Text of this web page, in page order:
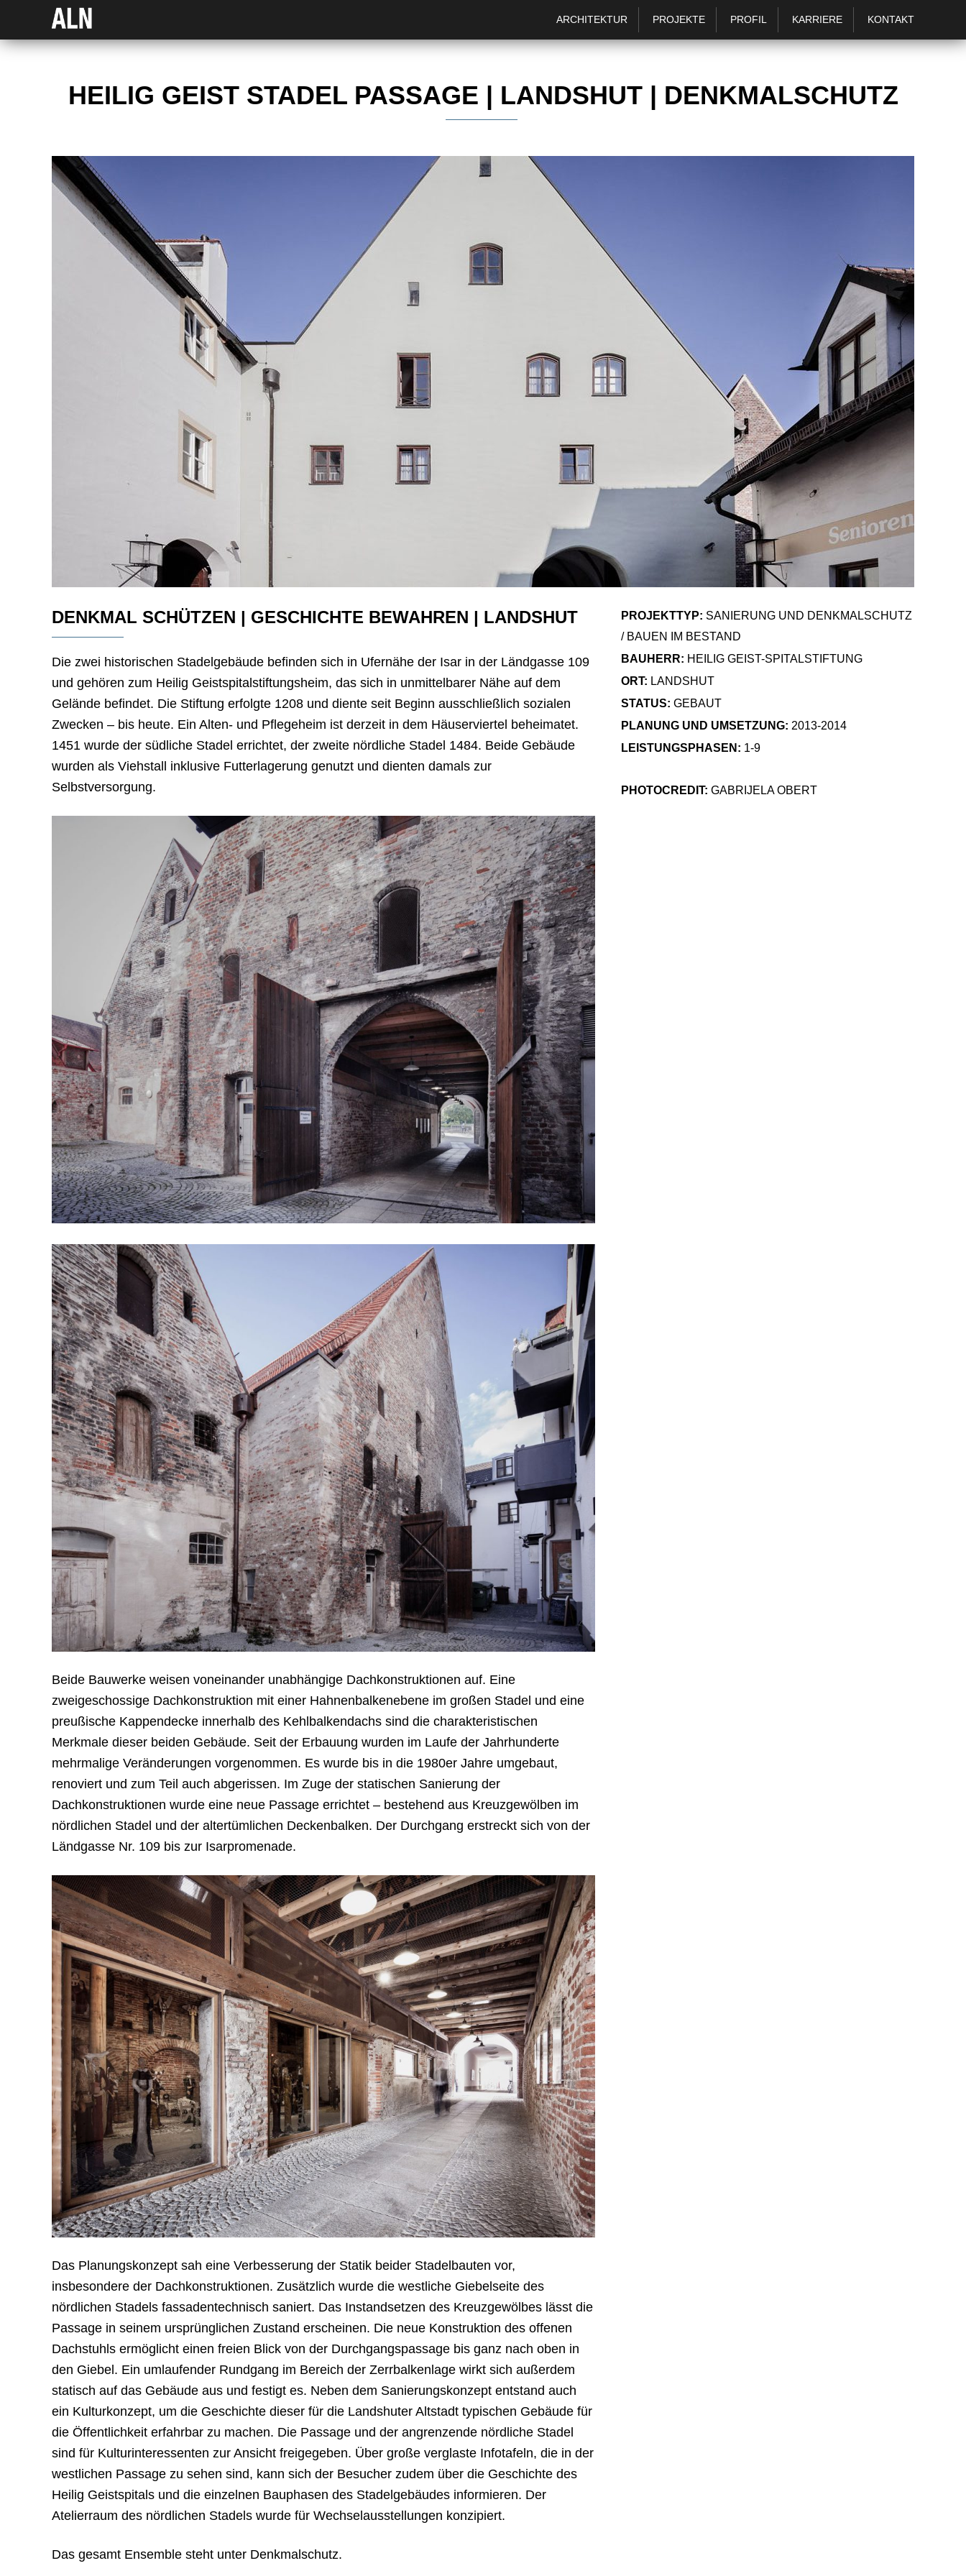
ARCHITEKTUR PROJEKTE PROFIL KARRIERE KONTAKT
HEILIG GEIST STADEL PASSAGE | LANDSHUT | DENKMALSCHUTZ
DENKMAL SCHÜTZEN | GESCHICHTE BEWAHREN | LANDSHUT
Die zwei historischen Stadelgebäude befinden sich in Ufernähe der Isar in der Ländgasse 109
und gehören zum Heilig Geistspitalstiftungsheim, das sich in unmittelbarer Nähe auf dem
Gelände befindet. Die Stiftung erfolgte 1208 und diente seit Beginn ausschließlich sozialen
Zwecken – bis heute. Ein Alten- und Pflegeheim ist derzeit in dem Häuserviertel beheimatet.
1451 wurde der südliche Stadel errichtet, der zweite nördliche Stadel 1484. Beide Gebäude
wurden als Viehstall inklusive Futterlagerung genutzt und dienten damals zur
Selbstversorgung.
Beide Bauwerke weisen voneinander unabhängige Dachkonstruktionen auf. Eine
zweigeschossige Dachkonstruktion mit einer Hahnenbalkenebene im großen Stadel und eine
preußische Kappendecke innerhalb des Kehlbalkendachs sind die charakteristischen
Merkmale dieser beiden Gebäude. Seit der Erbauung wurden im Laufe der Jahrhunderte
mehrmalige Veränderungen vorgenommen. Es wurde bis in die 1980er Jahre umgebaut,
renoviert und zum Teil auch abgerissen. Im Zuge der statischen Sanierung der
Dachkonstruktionen wurde eine neue Passage errichtet – bestehend aus Kreuzgewölben im
nördlichen Stadel und der altertümlichen Deckenbalken. Der Durchgang erstreckt sich von der
Ländgasse Nr. 109 bis zur Isarpromenade.
Das Planungskonzept sah eine Verbesserung der Statik beider Stadelbauten vor,
insbesondere der Dachkonstruktionen. Zusätzlich wurde die westliche Giebelseite des
nördlichen Stadels fassadentechnisch saniert. Das Instandsetzen des Kreuzgewölbes lässt die
Passage in seinem ursprünglichen Zustand erscheinen. Die neue Konstruktion des offenen
Dachstuhls ermöglicht einen freien Blick von der Durchgangspassage bis ganz nach oben in
den Giebel. Ein umlaufender Rundgang im Bereich der Zerrbalkenlage wirkt sich außerdem
statisch auf das Gebäude aus und festigt es. Neben dem Sanierungskonzept entstand auch
ein Kulturkonzept, um die Geschichte dieser für die Landshuter Altstadt typischen Gebäude für
die Öffentlichkeit erfahrbar zu machen. Die Passage und der angrenzende nördliche Stadel
sind für Kulturinteressenten zur Ansicht freigegeben. Über große verglaste Infotafeln, die in der
westlichen Passage zu sehen sind, kann sich der Besucher zudem über die Geschichte des
Heilig Geistspitals und die einzelnen Bauphasen des Stadelgebäudes informieren. Der
Atelierraum des nördlichen Stadels wurde für Wechselausstellungen konzipiert.
Das gesamt Ensemble steht unter Denkmalschutz.
PROJEKTTYP: SANIERUNG UND DENKMALSCHUTZ
/ BAUEN IM BESTAND
BAUHERR: HEILIG GEIST-SPITALSTIFTUNG
ORT: LANDSHUT
STATUS: GEBAUT
PLANUNG UND UMSETZUNG: 2013-2014
LEISTUNGSPHASEN: 1-9
PHOTOCREDIT: GABRIJELA OBERT